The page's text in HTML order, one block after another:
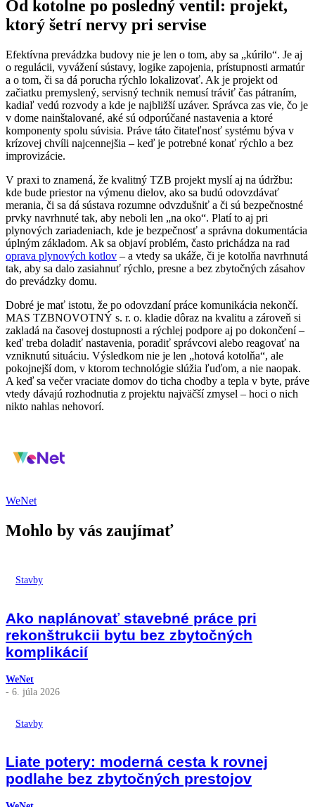
Od kotolne po posledný ventil: projekt,
ktorý šetrí nervy pri servise
Efektívna prevádzka budovy nie je len o tom, aby sa „kúrilo“. Je aj
o regulácii, vyvážení sústavy, logike zapojenia, prístupnosti armatúr
a o tom, či sa dá porucha rýchlo lokalizovať. Ak je projekt od
začiatku premyslený, servisný technik nemusí tráviť čas pátraním,
kadiaľ vedú rozvody a kde je najbližší uzáver. Správca zas vie, čo je
v dome nainštalované, aké sú odporúčané nastavenia a ktoré
komponenty spolu súvisia. Práve táto čitateľnosť systému býva v
krízovej chvíli najcennejšia – keď je potrebné konať rýchlo a bez
improvizácie.
V praxi to znamená, že kvalitný TZB projekt myslí aj na údržbu:
kde bude priestor na výmenu dielov, ako sa budú odovzdávať
merania, či sa dá sústava rozumne odvzdušniť a či sú bezpečnostné
prvky navrhnuté tak, aby neboli len „na oko“. Platí to aj pri
plynových zariadeniach, kde je bezpečnosť a správna dokumentácia
úplným základom. Ak sa objaví problém, často prichádza na rad
oprava plynových kotlov – a vtedy sa ukáže, či je kotolňa navrhnutá
tak, aby sa dalo zasiahnuť rýchlo, presne a bez zbytočných zásahov
do prevádzky domu.
Dobré je mať istotu, že po odovzdaní práce komunikácia nekončí.
MAS TZBNOVOTNÝ s. r. o. kladie dôraz na kvalitu a zároveň si
zakladá na časovej dostupnosti a rýchlej podpore aj po dokončení –
keď treba doladiť nastavenia, poradiť správcovi alebo reagovať na
vzniknutú situáciu. Výsledkom nie je len „hotová kotolňa“, ale
pokojnejší dom, v ktorom technológie slúžia ľuďom, a nie naopak.
A keď sa večer vraciate domov do ticha chodby a tepla v byte, práve
vtedy dávajú rozhodnutia z projektu najväčší zmysel – hoci o nich
nikto nahlas nehovorí.
WeNet
Mohlo by vás zaujímať
Stavby
Ako naplánovať stavebné práce pri
rekonštrukcii bytu bez zbytočných
komplikácií
WeNet
- 6. júla 2026
Stavby
Liate potery: moderná cesta k rovnej
podlahe bez zbytočných prestojov